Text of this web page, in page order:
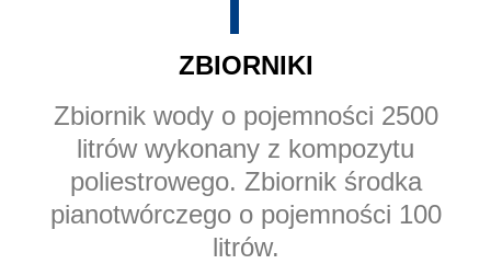
ZBIORNIKI
Zbiornik wody o pojemności 2500
litrów wykonany z kompozytu
poliestrowego. Zbiornik środka
pianotwórczego o pojemności 100
litrów.